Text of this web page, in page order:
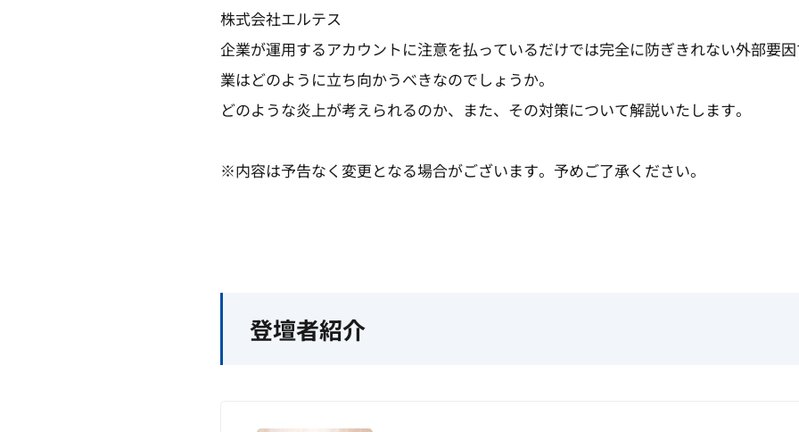
株式会社エルテス
企業が運用するアカウントに注意を払っているだけでは完全に防ぎきれない外部要
業はどのように立ち向かうべきなのでしょうか。
どのような炎上が考えられるのか、また、その対策について解説いたします。
※内容は予告なく変更となる場合がございます。予めご了承ください。
登壇者紹介